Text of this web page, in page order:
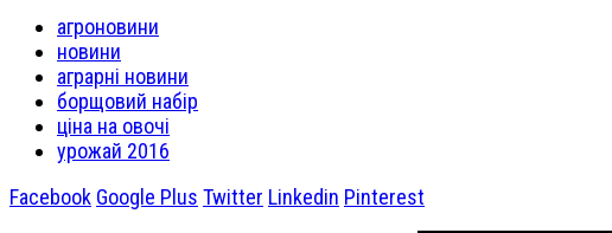
агроновини
новини
аграрні новини
борщовий набір
ціна на овочі
урожай 2016
Facebook Google Plus Twitter Linkedin Pinterest